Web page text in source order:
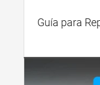
Guía para